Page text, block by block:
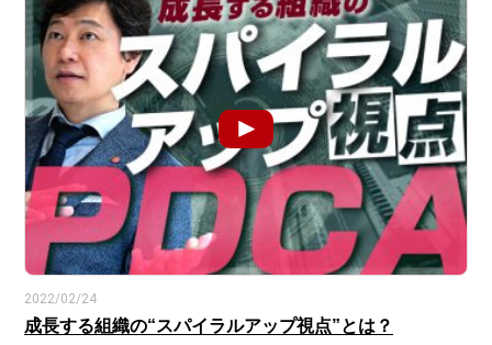
2022/02/24
成長する組織の“スパイラルアップ視点”とは？